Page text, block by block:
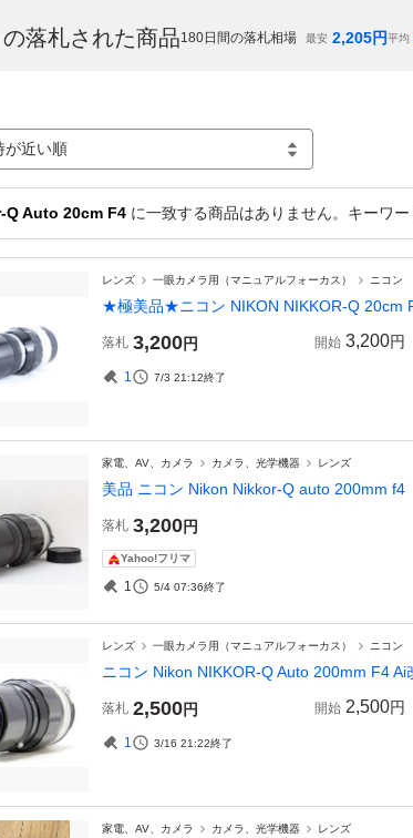
の落札された商品180日間の落札相場 最安 2,205円平均
が近い順
Q Auto 20cm F4 に一致する商品はありません。キーワ
レンズ 一眼カメラ用（マニュアルフォーカス） ニコン
★極美品★ニコン NIKON NIKKOR-Q
落札 3,200円 開始 3,200円
1 7/3 21:12終了
家電、AV、カメラ カメラ、光学機器 レンズ
美品 ニコン Nikon Nikkor-Q auto 200mm f4
落札 3,200円
Yahoo!フリマ
1 5/4 07:36終了
レンズ 一眼カメラ用（マニュアルフォーカス） ニコン
ニコン Nikon NIKKOR-Q Auto 200mm F4 Ai
落札 2,500円 開始 2,500円
1 3/16 21:22終了
家電、AV、カメラ カメラ、光学機器 レンズ